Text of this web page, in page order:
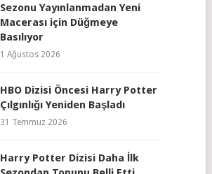
Sezonu Yayınlanmadan Yeni
Macerası için Düğmeye
Basılıyor
1 Ağustos 2026
HBO Dizisi Öncesi Harry Potter
Çılgınlığı Yeniden Başladı
31 Temmuz 2026
Harry Potter Dizisi Daha İlk